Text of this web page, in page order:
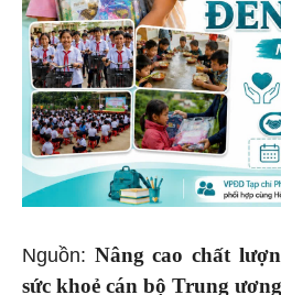
Nguồn: Nâng cao chất
sức khoẻ cán bộ Trung ương